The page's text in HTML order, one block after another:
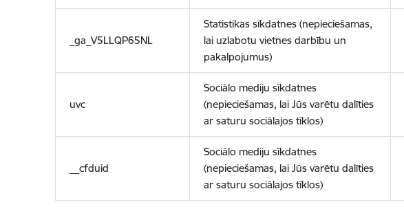
_ga_V5LLQP65NL
Statistikas sīkdatnes (nepieciešamas,
lai uzlabotu vietnes darbību un
pakalpojumus)
uvc
Sociālo mediju sīkdatnes
(nepieciešamas, lai Jūs varētu dalīties
ar saturu sociālajos tīklos)
__cfduid
Sociālo mediju sīkdatnes
(nepieciešamas, lai Jūs varētu dalīties
ar saturu sociālajos tīklos)